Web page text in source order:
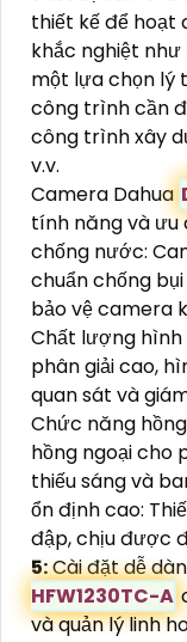
thiết kế để hoạt
khắc nghiệt
một lựa chọn lý
công trình cần
công trình xây
v.v.
Camera Dahua
tính năng và ưu
chống nước:
chuẩn chống
bảo vệ camera
Chất lượng hình
phân giải cao,
quan sát và
Chức năng
hồng ngoại cho
thiếu sáng và
ổn định cao:
đập, chịu được
5:Cài đặt dễ
HFW1230TC-A
và quản lý linh